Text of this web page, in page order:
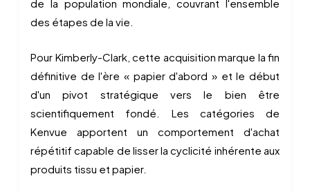
de la population mondiale, couvrant l'ensemble
des étapes de la vie.
Pour Kimberly-Clark, cette acquisition marque la fin
définitive de l'ère « papier d'abord » et le début
d'un pivot stratégique vers le bien être
scientifiquement fondé. Les catégories de
Kenvue apportent un comportement d'achat
répétitif capable de lisser la cyclicité inhérente aux
produits tissu et papier.